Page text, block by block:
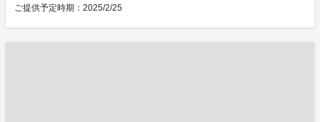
ご提供予定時期：2025/2/25